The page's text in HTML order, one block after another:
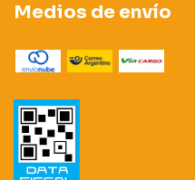
Medios de envío